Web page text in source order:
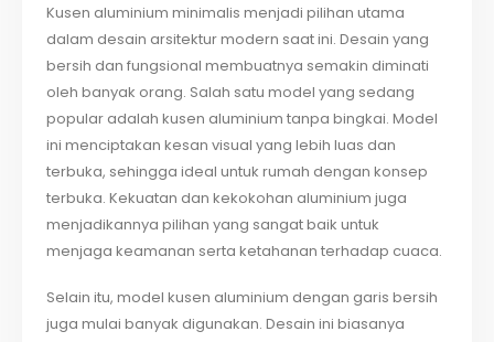
Kusen aluminium minimalis menjadi pilihan utama
dalam desain arsitektur modern saat ini. Desain yang
bersih dan fungsional membuatnya semakin diminati
oleh banyak orang. Salah satu model yang sedang
popular adalah kusen aluminium tanpa bingkai. Model
ini menciptakan kesan visual yang lebih luas dan
terbuka, sehingga ideal untuk rumah dengan konsep
terbuka. Kekuatan dan kekokohan aluminium juga
menjadikannya pilihan yang sangat baik untuk
menjaga keamanan serta ketahanan terhadap cuaca.
Selain itu, model kusen aluminium dengan garis bersih
juga mulai banyak digunakan. Desain ini biasanya